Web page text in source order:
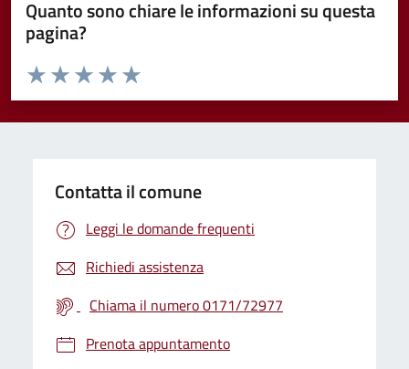
Quanto sono chiare le informazioni su questa
pagina?
Valuta da 1 a 5 stelle la pagina
Valuta 5 stelle su 5
Valuta 4 stelle su 5
Valuta 3 stelle su 5
Valuta 2 stelle su 5
Valuta 1 stelle su 5
Contatta il comune
Leggi le domande frequenti
Richiedi assistenza
Chiama il numero 0171/72977
Prenota appuntamento